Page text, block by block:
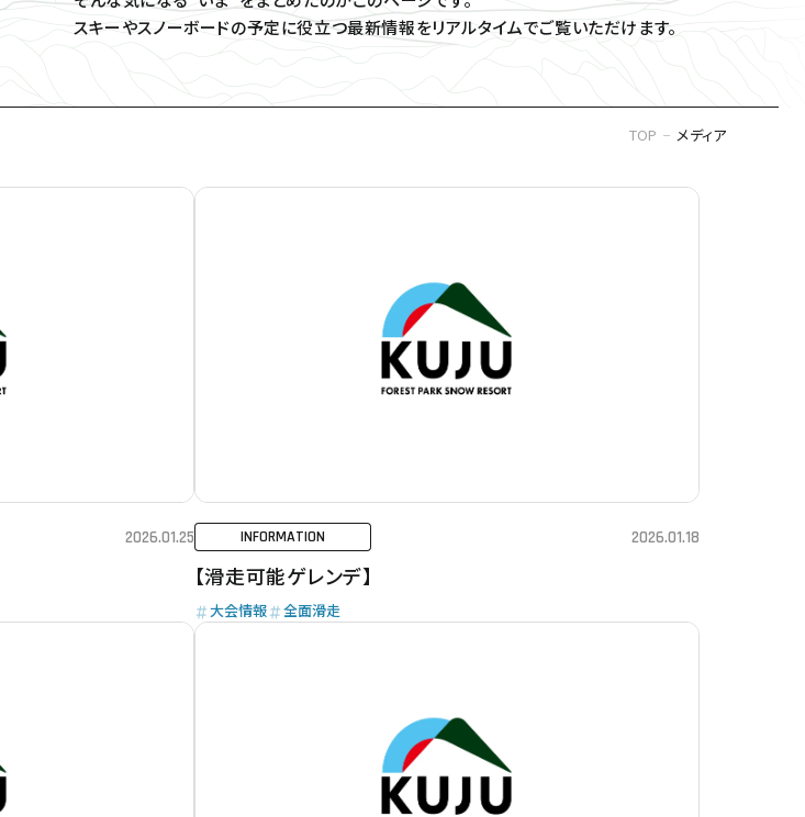
スキーやスノーボードの予定に役立つ最新情報をリアルタイムでご覧いただけます。
TOP メディア
2026.01.25 INFORMATION 2026.01.18
【滑走可能ゲレンデ】
大会情報 全面滑走